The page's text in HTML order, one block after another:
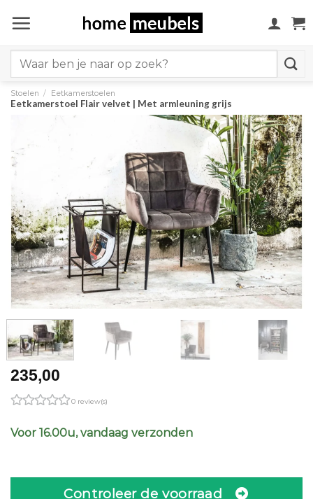
naar
for:
Stoelen / Eetkamerstoelen
Eetkamerstoel Flair velvet | Met armleuning grijs
235,00
0 review(s)
Voor 16.00u, vandaag verzonden
Controleer de voorraad